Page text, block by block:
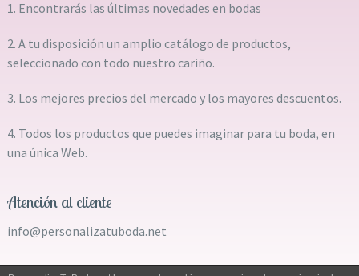
1. Encontrarás las últimas novedades en bodas
2. A tu disposición un amplio catálogo de productos,
seleccionado con todo nuestro cariño.
3. Los mejores precios del mercado y los mayores descuentos.
4. Todos los productos que puedes imaginar para tu boda, en
una única Web.
Atención al cliente
info@personalizatuboda.net